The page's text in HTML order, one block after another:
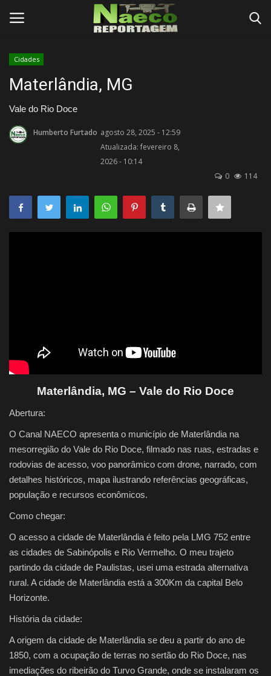
Início
Termos e Condições
Negócios
Tutoriais
Fale Conosco
Cidades
Materlândia, MG
Vale do Rio Doce
Humberto Furtado agosto 28, 2025 - 12:59
Atualizada: fevereiro 8,
2026 - 10:14
0
114
Materlândia, MG – Vale do Rio Doce
Abertura:
O Canal NAECO apresenta o município de Materlândia na
mesorregião do Vale do Rio Doce, filmado nas ruas, estradas e
rodovias de acesso, voo panorâmico com drone, narrado, com
detalhes históricos, mapa ilustrando referências geográficas,
população e recursos econômicos.
Como chegar:
O acesso a cidade de Materlândia é feito pela LMG 752 entre
as cidades de Sabinópolis e Rio Vermelho. O meu trajeto
partindo da cidade de Paulistas, usei uma estrada alternativa
rural. A cidade de Materlândia está a 300Km da capital Belo
Horizonte.
História da cidade:
A origem da cidade de Materlândia se deu a partir do ano de
1850, com a ocupação de terras no sertão do Rio Doce, nas
imediações do ribeirão do Turvo Grande, onde se instalaram os